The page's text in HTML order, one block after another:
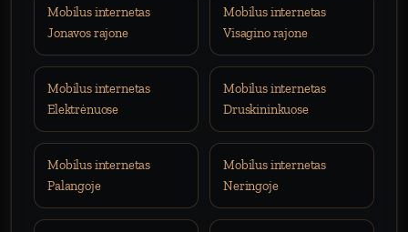
Mobilus internetas
Jonavos rajone
Mobilus internetas
Visagino rajone
Mobilus internetas
Elektrėnuose
Mobilus internetas
Druskininkuose
Mobilus internetas
Palangoje
Mobilus internetas
Neringoje